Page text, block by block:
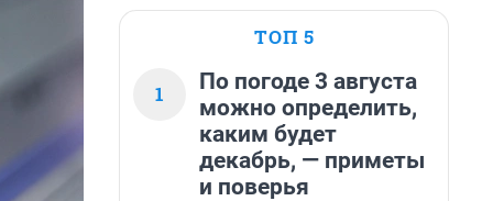
ТОП 5
1
По погоде 3 августа
можно определить,
каким будет
декабрь, — приметы
и поверья